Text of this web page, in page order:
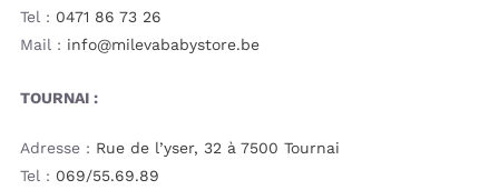
Tel : 0471 86 73 26
Mail : info@milevababystore.be
TOURNAI :
Adresse : Rue de l’yser, 32 à 7500 Tournai
Tel : 069/55.69.89